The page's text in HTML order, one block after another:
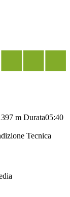
m Durata05:40
Tecnica